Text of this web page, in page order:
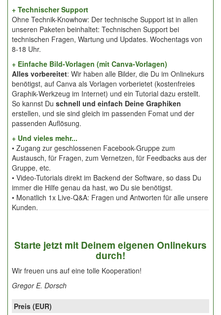
+ Technischer Support
Ohne Technik-Knowhow: Der technische Support ist in allen
unseren Paketen beinhaltet: Technischen Support bei
technischen Fragen, Wartung und Updates. Wochentags von
8-18 Uhr.
+ Einfache Bild-Vorlagen (mit Canva-Vorlagen)
Alles vorbereitet: Wir haben alle Bilder, die Du im Onlinekurs
benötigst, auf Canva als Vorlagen vorberietet (kostenfreies
Graphik-Werkzeug im Internet) und ein Tutorial dazu erstellt.
So kannst Du schnell und einfach Deine Graphiken
erstellen, und sie sind gleich im passenden Fomat und der
passenden Auflösung.
+ Und vieles mehr...
• Zugang zur geschlossenen Facebook-Gruppe zum
Austausch, für Fragen, zum Vernetzen, für Feedbacks aus der
Gruppe, etc.
• Video-Tutorials direkt im Backend der Software, so dass Du
immer die Hilfe genau da hast, wo Du sie benötigst.
• Monatlich 1x Live-Q&A: Fragen und Antworten für alle unsere
Kunden.
Starte jetzt mit Deinem eigenen Onlinekurs
durch!
Wir freuen uns auf eine tolle Kooperation!
Gregor E. Dorsch